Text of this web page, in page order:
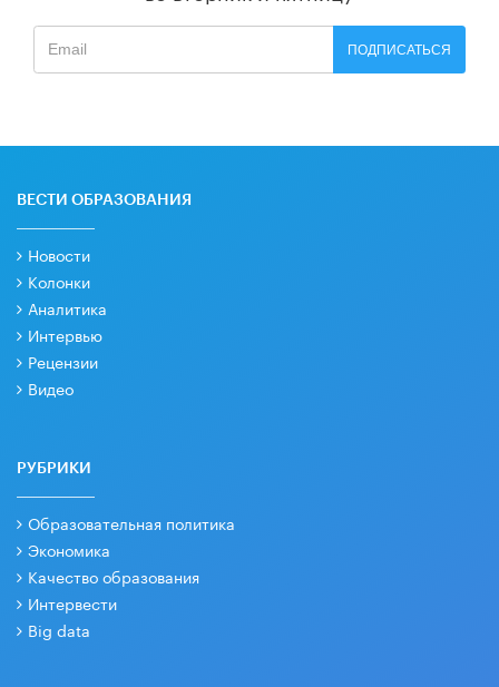
ПОДПИСАТЬСЯ
ВЕСТИ ОБРАЗОВАНИЯ
Новости
Колонки
Аналитика
Интервью
Рецензии
Видео
РУБРИКИ
Образовательная политика
Экономика
Качество образования
Интервести
Big data